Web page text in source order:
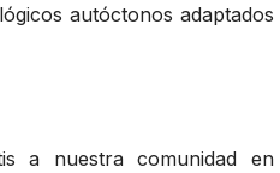
autóctonos adaptados
a nuestra comunidad en